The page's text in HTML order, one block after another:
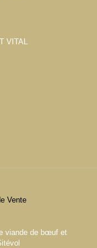
VITAL
Vente
viande de bœuf et